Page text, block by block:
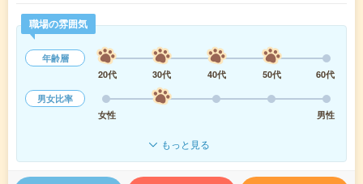
職場の雰囲気
年齢層
20代
30代 40代 50代
60代
男女比率
女性
男性
もっと見る